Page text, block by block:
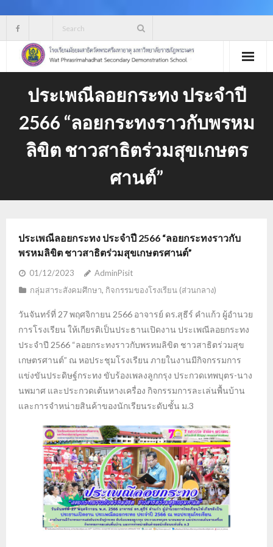
content
ประเพณีลอยกระทง ประจำปี
2566 “ลอยกระทงราวกับพรหม
ลิขิต ชาวสาธิตร่วมสุขเกษตร
ศานต์”
ประเพณีลอยกระทง ประจำปี 2566 “ลอยกระทงราวกับ
พรหมลิขิต ชาวสาธิตร่วมสุขเกษตรศานต์”
01/12/2023
AdminPisit
กลุ่มสาระสังคมศึกษา, กิจกรรมของโรงเรียน (ส่วนกลาง)
วันจันทร์ที่ 27 พฤศจิกายน 2566 อาจารย์ ดร.สุธีร์ คำแก้ว ผู้อำนวย
การโรงเรียน ให้เกียรติเป็นประธานเปิดงาน ประเพณีลอยกระทง
ประจำปี 2566 “ลอยกระทงราวกับพรหมลิขิต ชาวสาธิตร่วมสุข
เกษตรศานต์” ณ หอประชุมโรงเรียน ภายในงานมีกิจกรรมการ
แข่งขันประดิษฐ์กระทง ขับร้องเพลงลูกกรุง ประกวดเทพบุตร-นาง
นพมาศ และประกวดเต้นหางเครื่อง กิจกรรมการละเล่นพื้นบ้าน
และการจำหน่ายสินค้าของนักเรียนระดับชั้น ม.3